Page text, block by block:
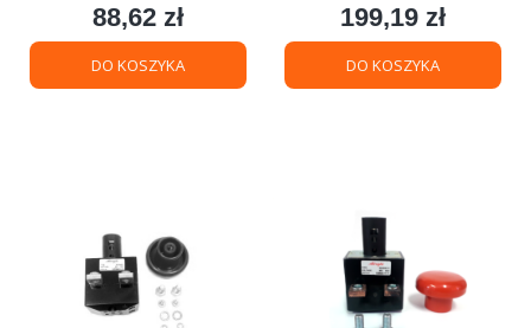
Cena
88,62 zł
DO KOSZYKA
Cena
199,19 zł
DO KOSZYKA